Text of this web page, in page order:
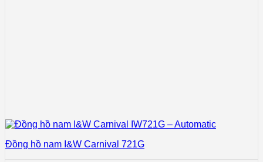
Đồng hồ nam I&W Carnival 721G